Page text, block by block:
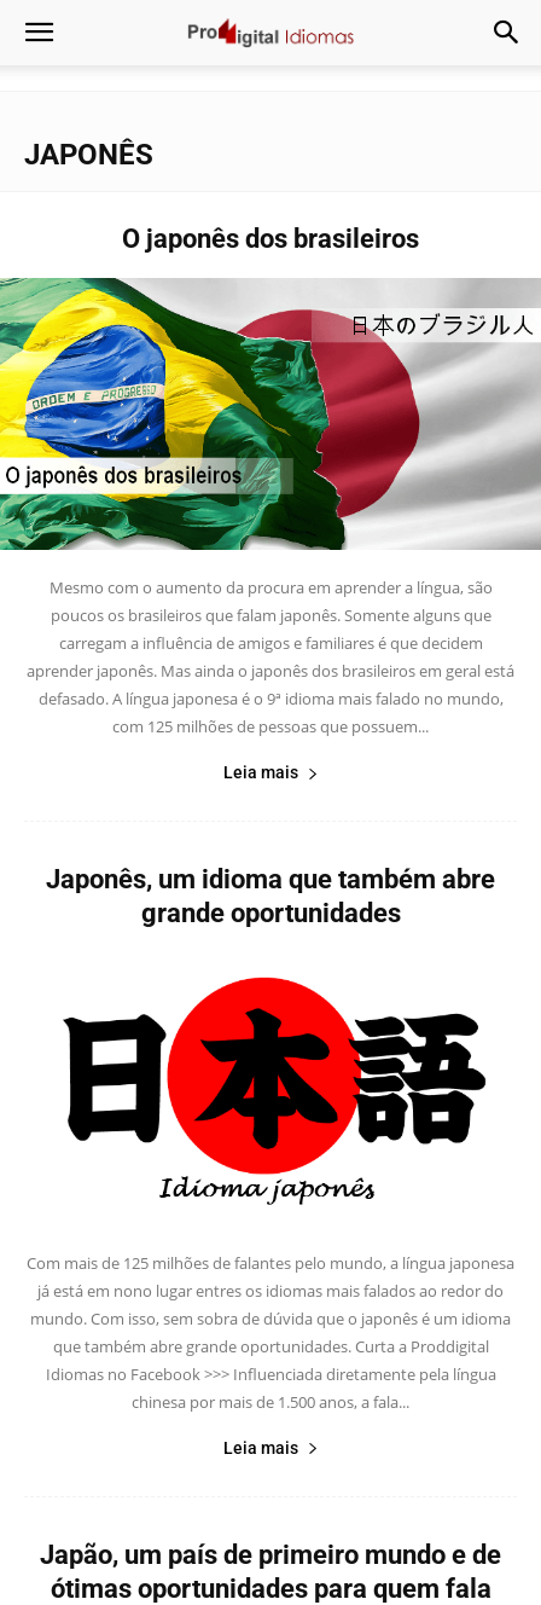
JAPONÊS
O japonês dos brasileiros
Mesmo com o aumento da procura em aprender a língua, são
poucos os brasileiros que falam japonês. Somente alguns que
carregam a influência de amigos e familiares é que decidem
aprender japonês. Mas ainda o japonês dos brasileiros em geral está
defasado. A língua japonesa é o 9ª idioma mais falado no mundo,
com 125 milhões de pessoas que possuem...
Leia mais
Japonês, um idioma que também abre
grande oportunidades
Com mais de 125 milhões de falantes pelo mundo, a língua japonesa
já está em nono lugar entres os idiomas mais falados ao redor do
mundo. Com isso, sem sobra de dúvida que o japonês é um idioma
que também abre grande oportunidades. Curta a Proddigital
Idiomas no Facebook >>> Influenciada diretamente pela língua
chinesa por mais de 1.500 anos, a fala...
Leia mais
Japão, um país de primeiro mundo e de
ótimas oportunidades para quem fala